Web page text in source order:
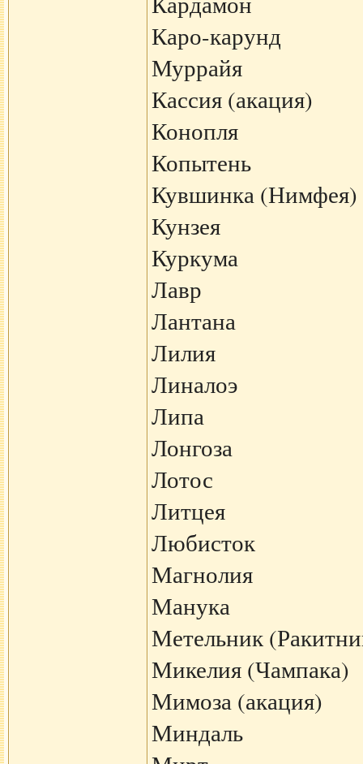
Каро-карунд
Муррайя
Кассия (акация)
Конопля
Копытень
Кувшинка (Нимфея)
Кунзея
Куркума
Лавр
Лантана
Лилия
Линалоэ
Липа
Лонгоза
Лотос
Литцея
Любисток
Магнолия
Манука
Метельник
Микелия (Чампака)
Мимоза (акация)
Миндаль